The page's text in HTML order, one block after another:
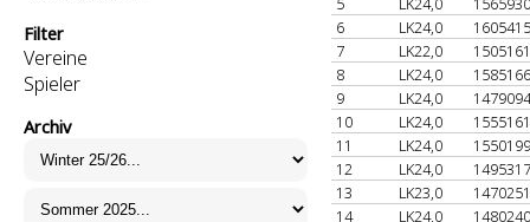
Filter
Vereine
Spieler
Archiv
6
LK24,0
7
LK22,0
8
LK24,0
9
LK24,0
10
LK24,0
11
LK24,0
12
LK24,0
13
LK23,0
14
LK24,0